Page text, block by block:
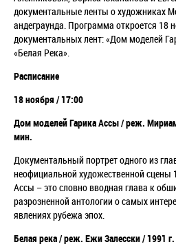
документальные ленты о художниках
андеграунда. Программа откроется 18
документальных лент: «Дом моделей
«Белая Река».
Расписание
18 ноября / 17:00
Дом моделей Гарика Ассы / реж.
мин.
Документальный портрет одного из
неофициальной художественной сцены
Ассы – это словно вводная глава к
разрозненной антологии о самых
явлениях рубежа эпох.
Белая река / реж. Ежи Залесски / 1991